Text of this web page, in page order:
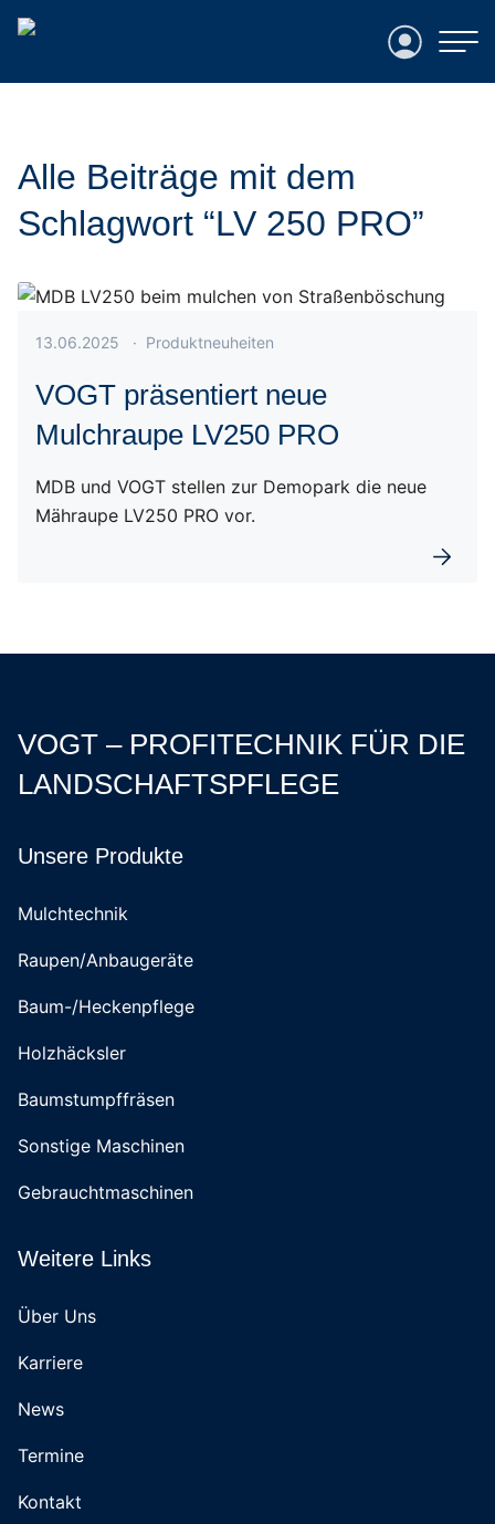
Login
Alle Beiträge mit dem
Schlagwort “LV 250 PRO”
Veröffentlicht am 13.06.2025
13.06.2025 · Produktneuheiten
VOGT präsentiert neue
Mulchraupe LV250 PRO
MDB und VOGT stellen zur Demopark die neue
Mähraupe LV250 PRO vor.
VOGT – PROFITECHNIK FÜR DIE
LANDSCHAFTSPFLEGE
Unsere Produkte
Mulchtechnik
Raupen/Anbaugeräte
Baum-/Heckenpflege
Holzhäcksler
Baumstumpffräsen
Sonstige Maschinen
Gebrauchtmaschinen
Weitere Links
Über Uns
Karriere
News
Termine
Kontakt